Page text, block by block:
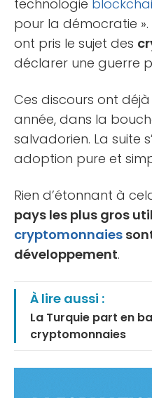
technologie
pour la démocratie
ont pris le sujet des
déclarer une guerre
Ces discours ont
année, dans la
salvadorien. La suite
adoption pure et
Rien d’étonnant à
pays les plus gros
cryptomonnaies
développement.
À lire aussi :
La Turquie part en
cryptomonnaies